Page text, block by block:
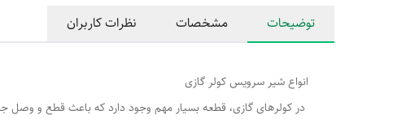
توضیحات مشخصات نظرات کاربران
انواع شیر سرویس کولر گازی
در کولرهای گازی، قطعه بسیار مهم وجود دارد که باعث قطع و وصل